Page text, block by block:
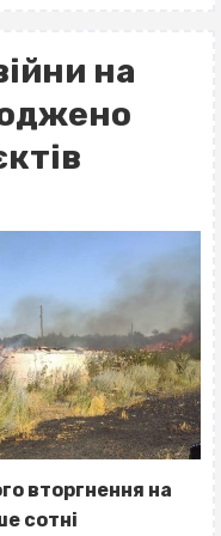
на
вторгнення на
сотні